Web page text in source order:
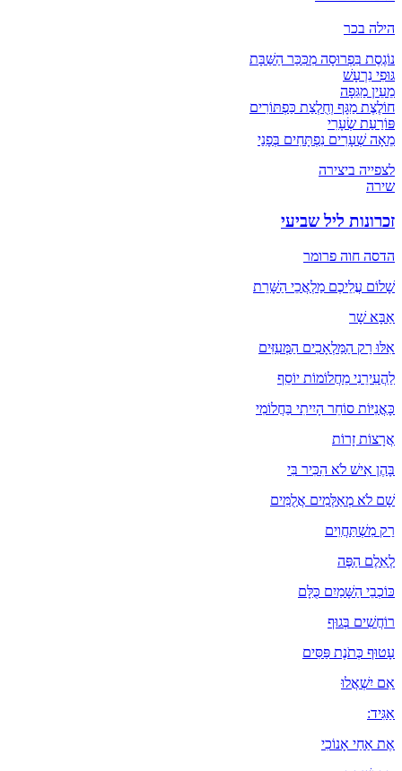
הילה בכר
נוֹגֶסֶת בִּפְרוּסָה מִכִּכַּר הַשַּׁבָּת
גּוּפִי נִרְעָשׁ
מֵעֵין מַגֵּפָה
חוֹלֶצֶת מַגָּף וְחֻלְצַת כַּפְתּוֹרִים
פּוֹרַעַת שְׂעָרִי
מֵאָה שְׁעָרִים נִפְתָּחִים בְּפָנַי
לצפייה ביצירה
שירה
זכרונות ליל שביעי
הדסה חוה פרומר
שָׁלוֹם עֲלֵיכֶם מַלְאֲכֵי הַשָּׁרֵת
אַבָּא שָׁר
אִלּוּ רַק הַמַּלְאָכִים הַמְּעִזִּים
לַהֲעִירֵנִי מֵחֲלוֹמוֹת יוֹסֵף
כָּאֳנִיּוֹת סוֹחֵר הָיִיתִי בַּחֲלוֹמִי
אֲרָצוֹת זָרוֹת
בָּהֶן אִישׁ לֹא הִכִּיר בִּי
שָׁם לֹא מְאַלְּמִים אֲלֻמִּים
רַק מִשְׁתַּחֲוִים
לְאֵלֶם הַפֶּה
כּוֹכְבֵי הַשָּׁמַיִם כֻּלָּם
רוֹחֲשִׁים בְּגוּף
עָטוּף כְּתֹנֶת פַּסִּים
אִם יִשְׁאֲלוּ
אַגִּיד:
אֶת אַחַי אָנוֹכִי